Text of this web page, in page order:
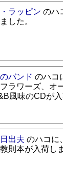
ラッピン のハ
した。
バンド のハコ
ラワーズ、オ
風味のCDが入
出夫 のハコに
則本が入荷し